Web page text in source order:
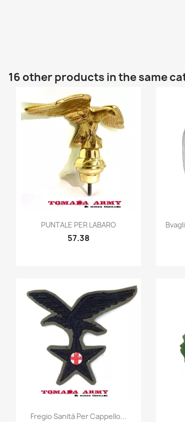
16 other products in the same
Quick view
PUNTALE PER LABARO
57.38
Quick view
Fregio Sanità Per Cappello...